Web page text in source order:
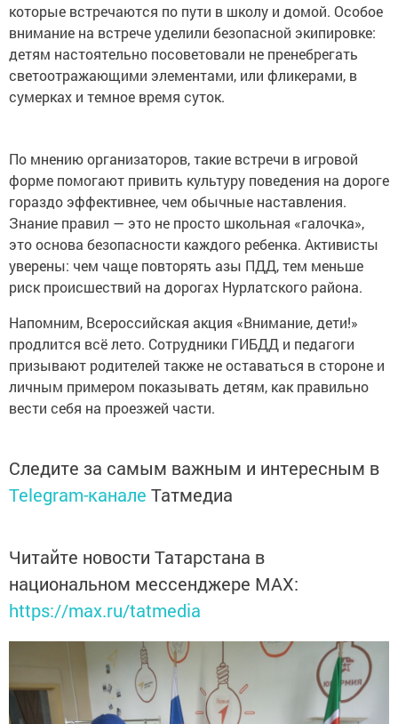
которые встречаются по пути в школу и домой. Особое
внимание на встрече уделили безопасной экипировке:
детям настоятельно посоветовали не пренебрегать
светоотражающими элементами, или фликерами, в
сумерках и темное время суток.
По мнению организаторов, такие встречи в игровой
форме помогают привить культуру поведения на дороге
гораздо эффективнее, чем обычные наставления.
Знание правил — это не просто школьная «галочка»,
это основа безопасности каждого ребенка. Активисты
уверены: чем чаще повторять азы ПДД, тем меньше
риск происшествий на дорогах Нурлатского района.
Напомним, Всероссийская акция «Внимание, дети!»
продлится всё лето. Сотрудники ГИБДД и педагоги
призывают родителей также не оставаться в стороне и
личным примером показывать детям, как правильно
вести себя на проезжей части.
Следите за самым важным и интересным в
Telegram-канале Татмедиа
Читайте новости Татарстана в
национальном мессенджере MАХ:
https://max.ru/tatmedia